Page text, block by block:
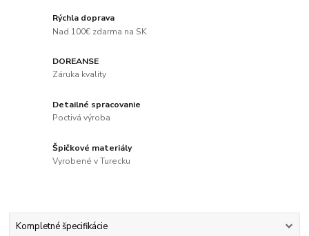
Rýchla doprava
Nad 100€ zdarma na SK
DOREANSE
Záruka kvality
Detailné spracovanie
Poctivá výroba
Špičkové materiály
Vyrobené v Turecku
Kompletné špecifikácie